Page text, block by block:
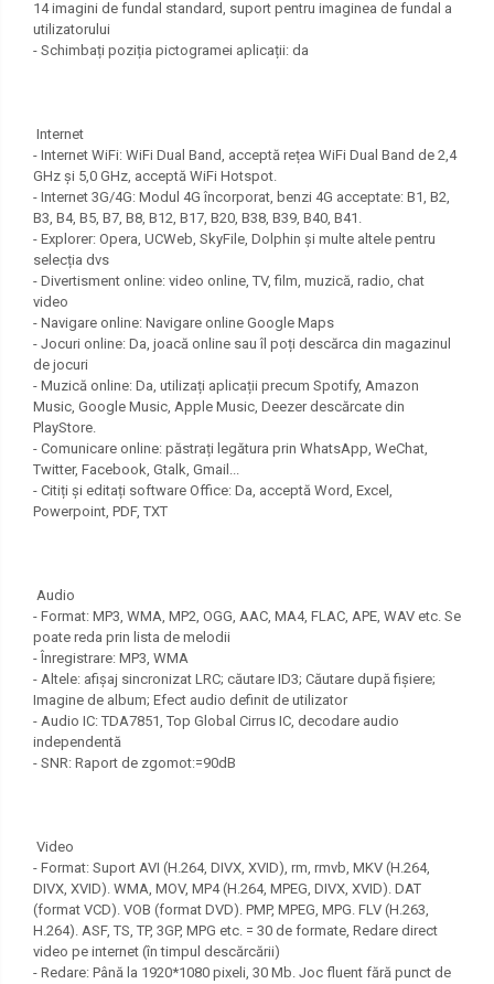
14 imagini de fundal standard, suport pentru imaginea de fundal a
utilizatorului
- Schimbați poziția pictogramei aplicații: da
Internet
- Internet WiFi: WiFi Dual Band, acceptă rețea WiFi Dual Band de 2,4
GHz și 5,0 GHz, acceptă WiFi Hotspot.
- Internet 3G/4G: Modul 4G încorporat, benzi 4G acceptate: B1, B2,
B3, B4, B5, B7, B8, B12, B17, B20, B38, B39, B40, B41.
- Explorer: Opera, UCWeb, SkyFile, Dolphin și multe altele pentru
selecția dvs
- Divertisment online: video online, TV, film, muzică, radio, chat
video
- Navigare online: Navigare online Google Maps
- Jocuri online: Da, joacă online sau îl poți descărca din magazinul
de jocuri
- Muzică online: Da, utilizați aplicații precum Spotify, Amazon
Music, Google Music, Apple Music, Deezer descărcate din
PlayStore.
- Comunicare online: păstrați legătura prin WhatsApp, WeChat,
Twitter, Facebook, Gtalk, Gmail...
- Citiți și editați software Office: Da, acceptă Word, Excel,
Powerpoint, PDF, TXT
Audio
- Format: MP3, WMA, MP2, OGG, AAC, MA4, FLAC, APE, WAV etc. Se
poate reda prin lista de melodii
- Înregistrare: MP3, WMA
- Altele: afișaj sincronizat LRC; căutare ID3; Căutare după fișiere;
Imagine de album; Efect audio definit de utilizator
- Audio IC: TDA7851, Top Global Cirrus IC, decodare audio
independentă
- SNR: Raport de zgomot:=90dB
Video
- Format: Suport AVI (H.264, DIVX, XVID), rm, rmvb, MKV (H.264,
DIVX, XVID). WMA, MOV, MP4 (H.264, MPEG, DIVX, XVID). DAT
(format VCD). VOB (format DVD). PMP, MPEG, MPG. FLV (H.263,
H.264). ASF, TS, TP, 3GP, MPG etc. = 30 de formate, Redare direct
video pe internet (în timpul descărcării)
- Redare: Până la 1920*1080 pixeli, 30 Mb. Joc fluent fără punct de